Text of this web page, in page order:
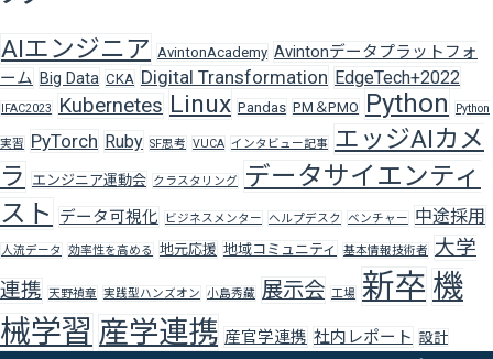
AIエンジニア AvintonAcademy Avintonデータプラットフォ
ーム Big Data CKA Digital Transformation EdgeTech+2022
IFAC2023 Kubernetes Linux Pandas PM＆PMO Python Python
実習 PyTorch Ruby SF思考 VUCA インタビュー記事 エッジAIカメ
ラ
エンジニア運動会 クラスタリング
データサイエンティ
スト
データ可視化 ビジネスメンター ヘルプデスク ベンチャー 中途採用
人流データ 効率性を高める 地元応援 地域コミュニティ 基本情報技術者
大学
連携 天野禎章 実践型ハンズオン 小島秀藏 展示会 工場 新卒 機
械学習 産学連携 産官学連携 社内レポート 設計